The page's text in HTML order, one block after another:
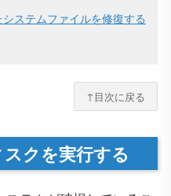
ステムファイルを修復する
↑目次に戻る
クを実行する